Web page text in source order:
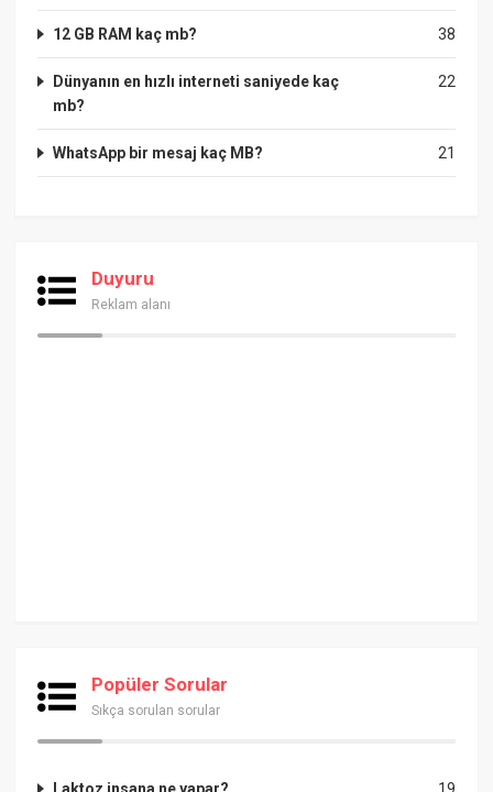
38
12 GB RAM kaç mb?
22
Dünyanın en hızlı interneti saniyede kaç
mb?
21
WhatsApp bir mesaj kaç MB?
Duyuru
Reklam alanı
Popüler Sorular
Sıkça sorulan sorular
19
Laktoz insana ne yapar?